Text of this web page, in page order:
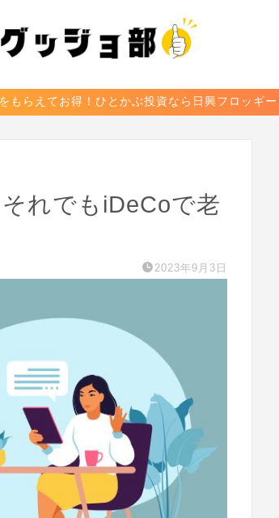
もらえてお得！ひとかぶ投資なら日興フロッギー
れでもiDeCoで老
2023年9月3日